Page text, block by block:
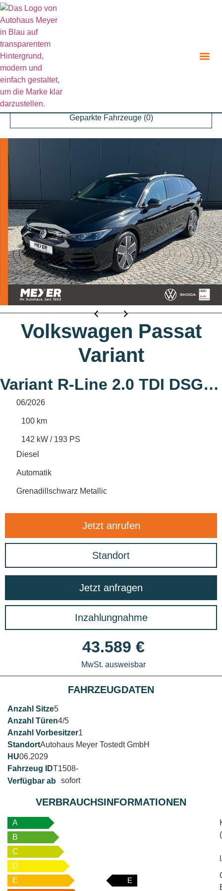
Geparkte Fahrzeuge (0)
Volkswagen Passat
Variant
Variant R-Line 2.0 TDI DSG 4MOTION *AHK,
06/2026
100 km
142 kW / 193 PS
Diesel
Automatik
Grenadillschwarz Metallic
Jetzt anrufen
Standort
43.589 €
MwSt. ausweisbar
Jetzt anfragen
Inzahlungnahme
FAHRZEUGDATEN
5
4/5
1
Autohaus Meyer Tostedt GmbH
06.2029
T1508-
sofort
VERBRAUCHSINFORMATIONEN
A
B
C
D
E
E